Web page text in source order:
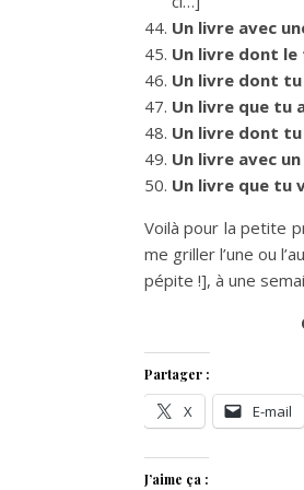
Un livre avec
Un livre dont
Un livre dont
Un livre que tu
Un livre dont
Un livre avec
Un livre que tu
Voilà pour la petite
me griller l’une ou
pépite !], à une
Partager :
X E-mail
J’aime ça :